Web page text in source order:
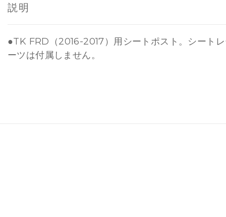
説明
●TK FRD（2016-2017）用シートポスト。シート
ーツは付属しません。